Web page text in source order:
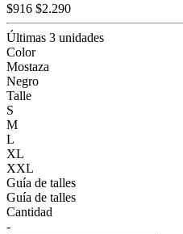
$916 $2.290
Últimas 3 unidades
Color
Mostaza
Negro
Talle
S
M
L
XL
XXL
Guía de talles
Guía de talles
Cantidad
-